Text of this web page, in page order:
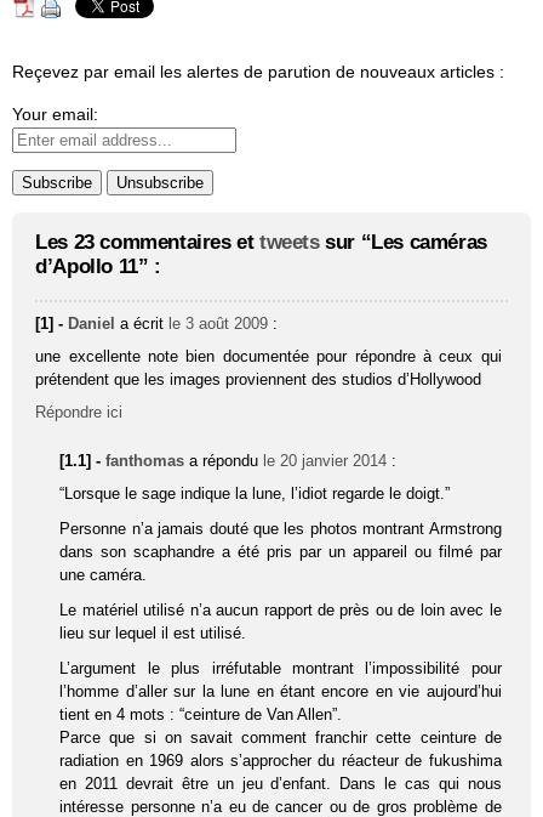
Reçevez par email les alertes de parution de nouveaux articles :
Your email:
Les 23 commentaires et tweetssur “Les caméras
d’Apollo 11” :
[1] - Daniel a écrit le 3 août 2009 :
une excellente note bien documentée pour répondre à ceux qui
prétendent que les images proviennent des studios d’Hollywood
Répondre ici
[1.1] -fanthomas a répondu le 20 janvier 2014 :
“Lorsque le sage indique la lune, l’idiot regarde le doigt.”
Personne n’a jamais douté que les photos montrant Armstrong
dans son scaphandre a été pris par un appareil ou filmé par
une caméra.
Le matériel utilisé n’a aucun rapport de près ou de loin avec le
lieu sur lequel il est utilisé.
L’argument le plus irréfutable montrant l’impossibilité pour
l’homme d’aller sur la lune en étant encore en vie aujourd’hui
tient en 4 mots : “ceinture de Van Allen”.
Parce que si on savait comment franchir cette ceinture de
radiation en 1969 alors s’approcher du réacteur de fukushima
en 2011 devrait être un jeu d’enfant. Dans le cas qui nous
intéresse personne n’a eu de cancer ou de gros problème de